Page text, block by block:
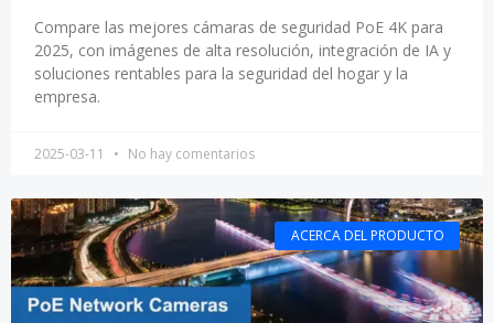
Compare las mejores cámaras de seguridad PoE 4K para
2025, con imágenes de alta resolución, integración de IA y
soluciones rentables para la seguridad del hogar y la
empresa.
2025-03-11 No hay comentarios
ACERCA DEL PRODUCTO